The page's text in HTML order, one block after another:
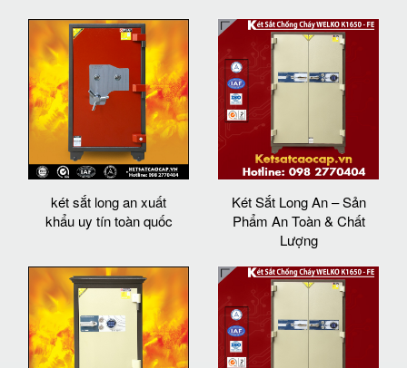
két sắt long an xuất
khẩu uy tín toàn quốc
Két Sắt Long An – Sản
Phẩm An Toàn & Chất
Lượng